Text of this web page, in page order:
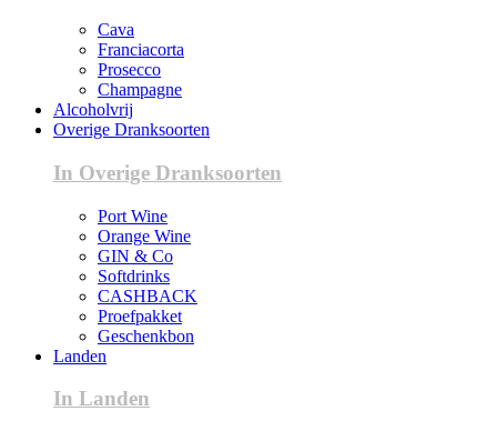
Cava
Franciacorta
Prosecco
Champagne
Alcoholvrij
Overige Dranksoorten
In Overige Dranksoorten
Port Wine
Orange Wine
GIN & Co
Softdrinks
CASHBACK
Proefpakket
Geschenkbon
Landen
In Landen